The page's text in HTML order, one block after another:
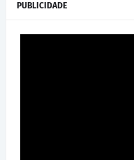
PUBLICIDADE